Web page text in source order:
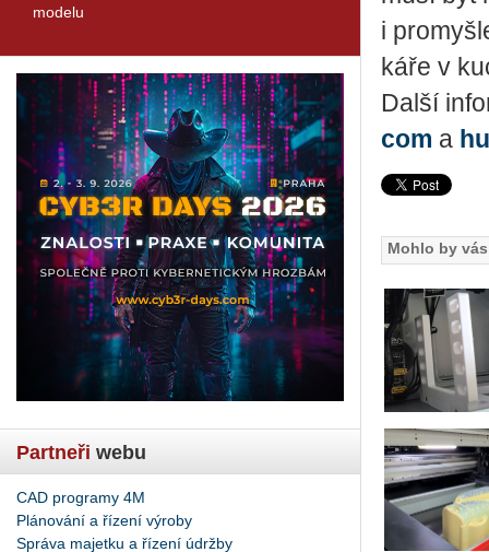
modelu
Partneři webu
CAD programy 4M
Plánování a řízení výroby
Správa majetku a řízení údržby
i
ká­ře v
Další
com a
Mohlo by